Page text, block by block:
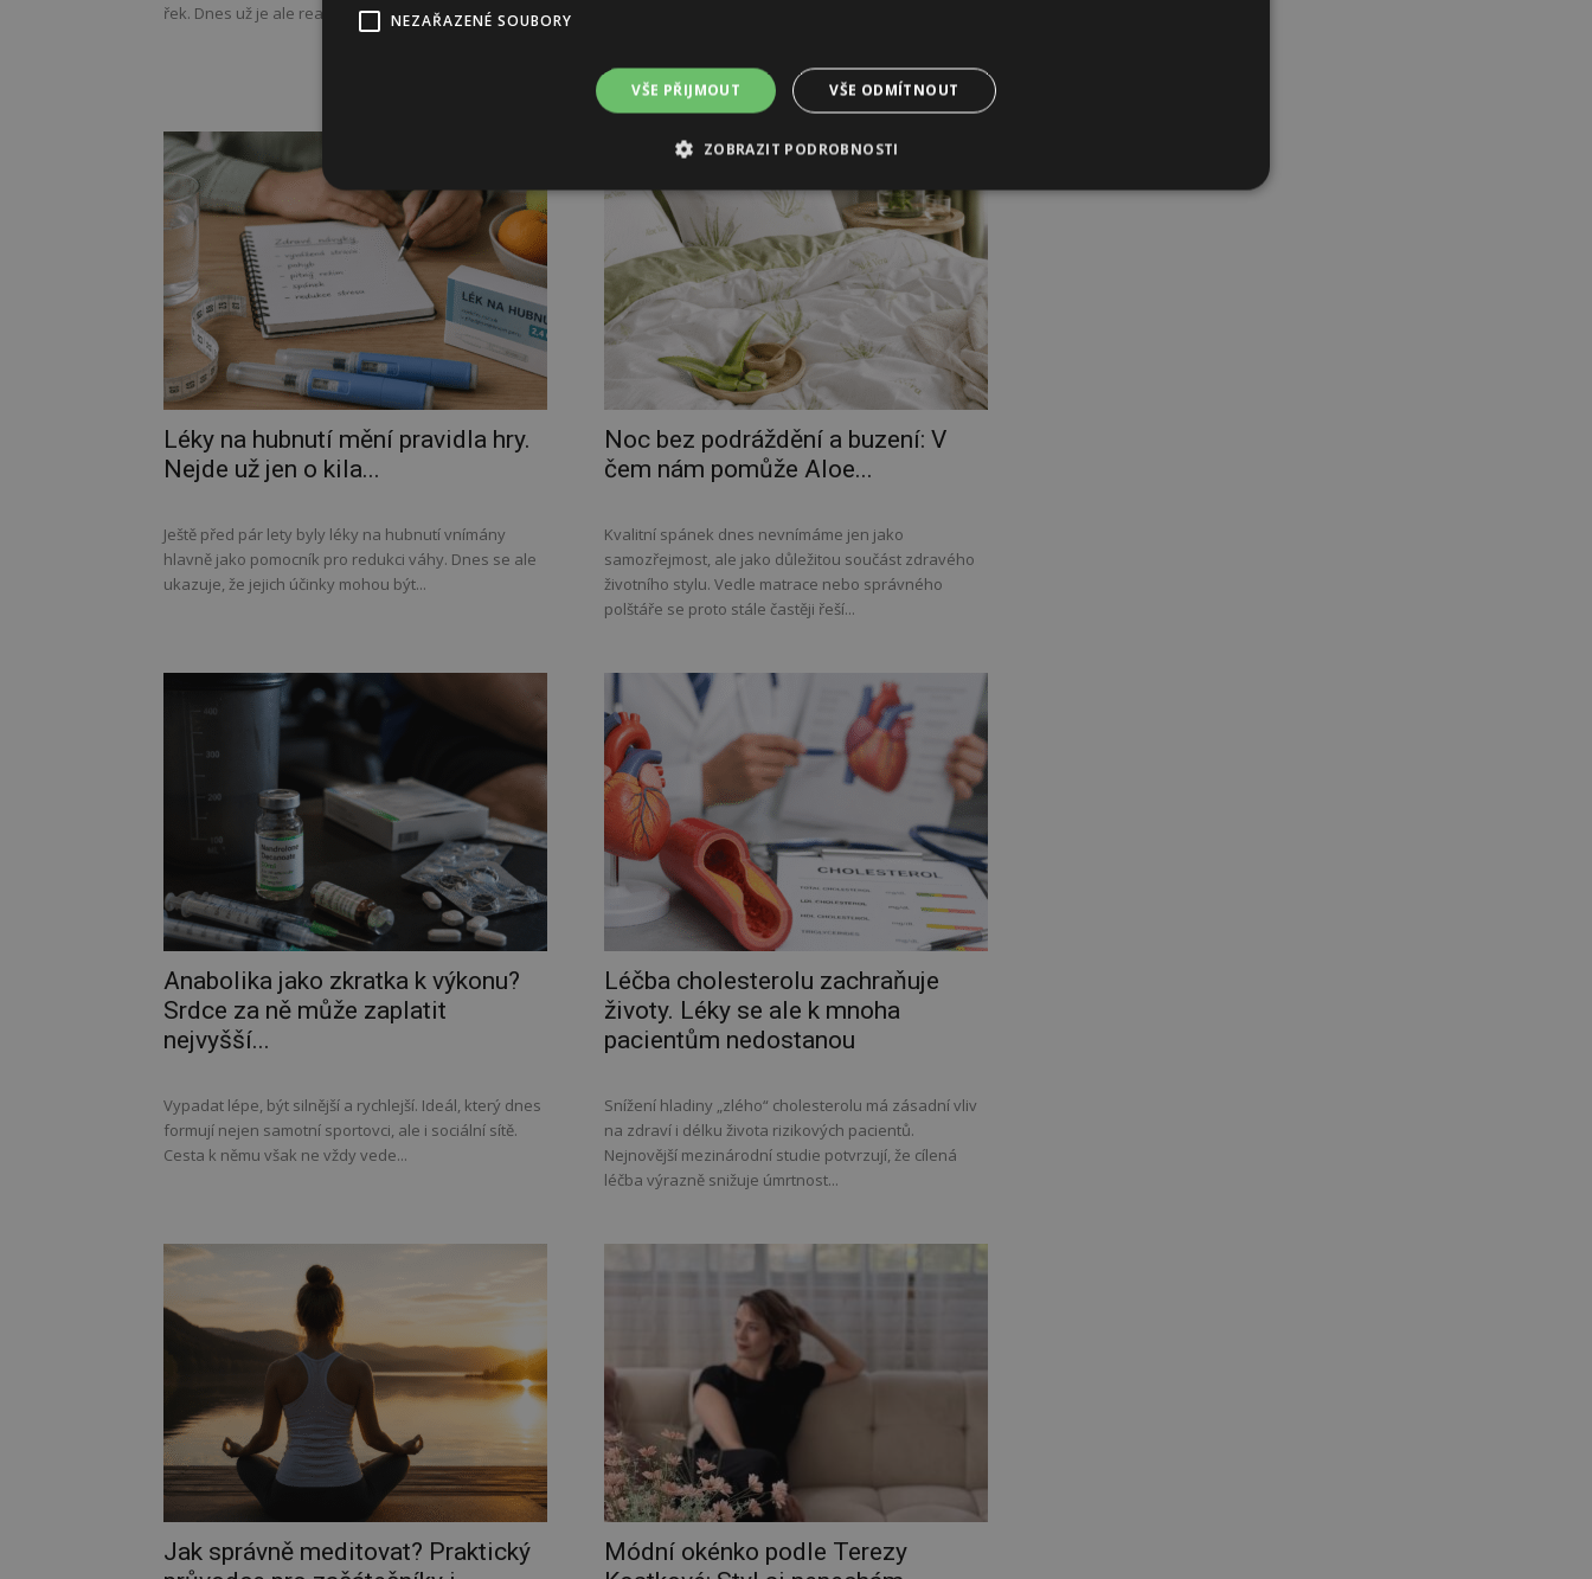
řek. Dnes už je ale realita...
nabízí moderní dermatologie,...
Léky na hubnutí mění pravidla hry.
Nejde už jen o kila...
Ještě před pár lety byly léky na hubnutí vnímány
hlavně jako pomocník pro redukci váhy. Dnes se ale
ukazuje, že jejich účinky mohou být...
Noc bez podráždění a buzení: V
čem nám pomůže Aloe...
Kvalitní spánek dnes nevnímáme jen jako
samozřejmost, ale jako důležitou součást zdravého
životního stylu. Vedle matrace nebo správného
polštáře se proto stále častěji řeší...
Anabolika jako zkratka k výkonu?
Srdce za ně může zaplatit
nejvyšší...
Vypadat lépe, být silnější a rychlejší. Ideál, který dnes
formují nejen samotní sportovci, ale i sociální sítě.
Cesta k němu však ne vždy vede...
Léčba cholesterolu zachraňuje
životy. Léky se ale k mnoha
pacientům nedostanou
Snížení hladiny „zlého“ cholesterolu má zásadní vliv
na zdraví i délku života rizikových pacientů.
Nejnovější mezinárodní studie potvrzují, že cílená
léčba výrazně snižuje úmrtnost...
Jak správně meditovat? Praktický
Módní okénko podle Terezy
NEZAŘAZENÉ SOUBORY
VŠE PŘIJMOUT VŠE ODMÍTNOUT
ZOBRAZIT PODROBNOSTI